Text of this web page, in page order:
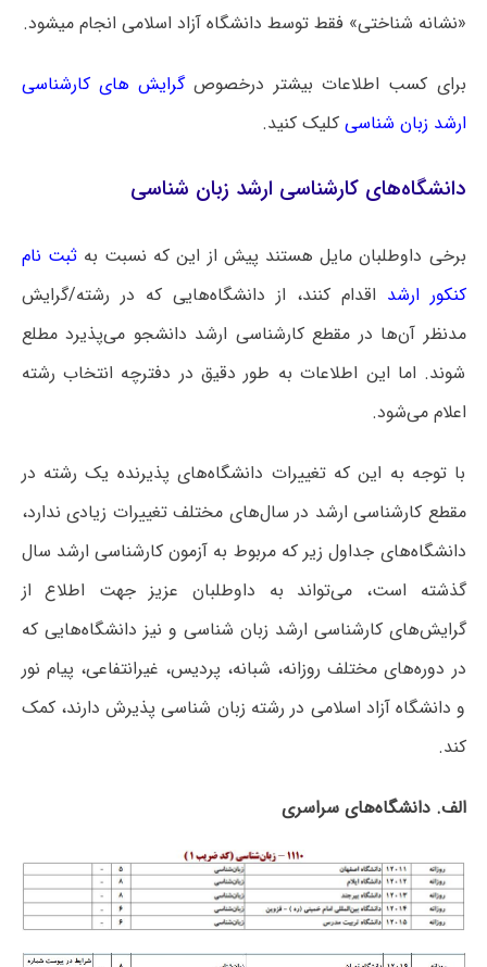
«نشانه شناختی» فقط توسط دانشگاه آزاد اسلامی انجام میشود.
برای کسب اطلاعات بیشتر درخصوصگرایش های کارشناسی
ارشد زبان شناسی کلیک کنید.
دانشگاه‌های کارشناسی ارشد زبان شناسی
برخی داوطلبان مایل هستند پیش از این که نسبت به ثبت نام
کنکور ارشد اقدام کنند، از دانشگاه‌هایی که در رشته/گرایش
مدنظر آن‌ها در مقطع کارشناسی ارشد دانشجو می‌پذیرد مطلع
شوند. اما این اطلاعات به طور دقیق در دفترچه انتخاب رشته
اعلام می‌شود.
با توجه به این که تغییرات دانشگاه‌های پذیرنده یک رشته در
مقطع کارشناسی ارشد در سال‌های مختلف تغییرات زیادی ندارد،
دانشگاه‌های جداول زیر که مربوط به آزمون کارشناسی ارشد سال
گذشته است، می‌تواند به داوطلبان عزیز جهت اطلاع از
گرایش‌های کارشناسی ارشد زبان شناسی و نیز دانشگاه‌هایی که
در دوره‌های مختلف روزانه، شبانه، پردیس، غیرانتفاعی، پیام نور
و دانشگاه آزاد اﺳﻼمی در رشته زبان شناسی پذیرش دارند، کمک
کند.
الف. دانشگاه‌های سراسری